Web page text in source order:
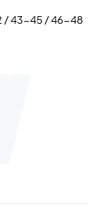
/ 43-45 / 46-48